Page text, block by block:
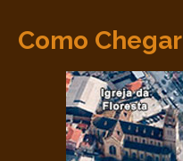
Como Chegar